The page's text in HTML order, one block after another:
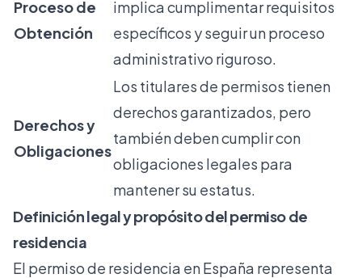
Proceso de
Obtención
implica cumplimentar requisitos
específicos y seguir un proceso
administrativo riguroso.
Derechos y
Obligaciones
Los titulares de permisos tienen
derechos garantizados, pero
también deben cumplir con
obligaciones legales para
mantener su estatus.
Definición legal y propósito del permiso de
residencia
El permiso de residencia en España representa